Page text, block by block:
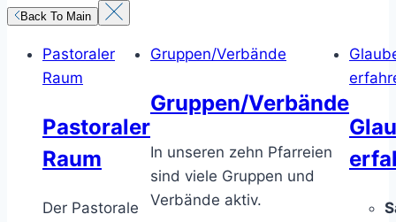
Back To Main
Pastoraler
Raum
Pastoraler
Raum
Der Pastorale
Gruppen/Verbände
Gruppen/Verbände
In unseren zehn Pfarreien
sind viele Gruppen und
Verbände aktiv.